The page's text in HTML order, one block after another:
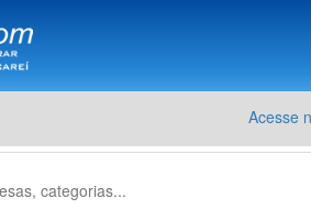
Acesse